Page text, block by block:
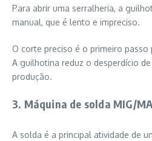
Para abrir uma serralheria, a
manual, que é lento e impreciso.
O corte preciso é o primeiro
A guilhotina reduz o desperdício
produção.
3. Máquina de solda MIG/
A solda é a principal atividade de